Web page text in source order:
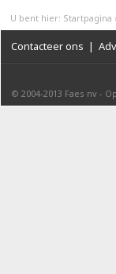
U bent hier: Startpagina
Contacteer ons |
© 2004-2013 Faes nv -